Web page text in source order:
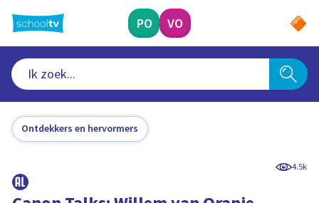
naar
hoofdinhoud
PO VO
Ontdekkers en hervormers
4.5k